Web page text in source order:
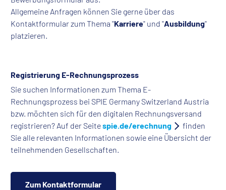
Allgemeine Anfragen können Sie gerne über das
Kontaktformular zum Thema "Karriere" und "Ausbildung"
platzieren.
Registrierung E-Rechnungsprozess
Sie suchen Informationen zum Thema E-
Rechnungsprozess bei SPIE Germany Switzerland Austria
bzw. möchten sich für den digitalen Rechnungsversand
registrieren? Auf der Seitespie.de/erechnung
finden
Sie alle relevanten Informationen sowie eine Übersicht der
teilnehmenden Gesellschaften.
Zum Kontaktformular